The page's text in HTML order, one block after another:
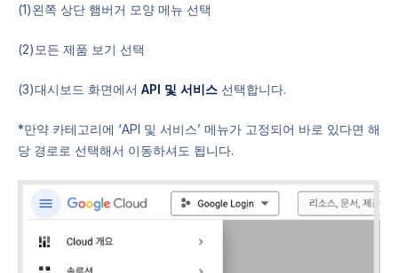
(1)왼쪽 상단 햄버거 모양 메뉴 선택
(2)모든 제품 보기 선택
(3)대시보드 화면에서 API 및 서비스 선택합니다.
*만약 카테고리에 ‘API 및 서비스’ 메뉴가 고정되어 바로 있다면 해
당 경로로 선택해서 이동하셔도 됩니다.